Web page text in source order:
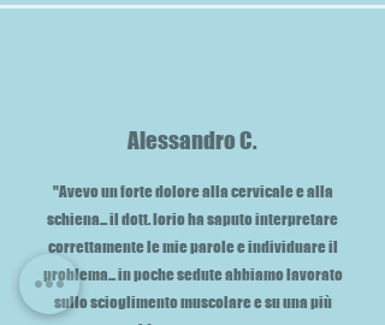
Alessandro C.
"Avevo un forte dolore alla cervicale e alla
schiena... il dott. Iorio ha saputo interpretare
correttamente le mie parole e individuare il
problema... in poche sedute abbiamo lavorato
sullo scioglimento muscolare e su una più